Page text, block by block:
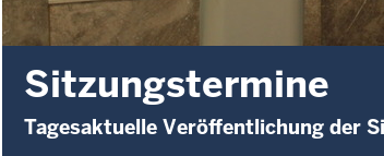
Sitzungstermine
Tagesaktuelle Veröffentlichung der